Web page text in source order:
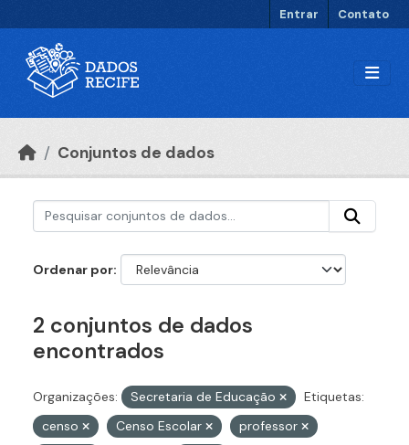
Entrar Contato
Conjuntos de dados
Ordenar por
2 conjuntos de dados
encontrados
Organizações: Secretaria de Educação
Etiquetas:
censo
Censo Escolar
professor